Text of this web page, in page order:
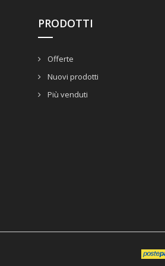
PRODOTTI
Offerte
Nuovi prodotti
Più venduti